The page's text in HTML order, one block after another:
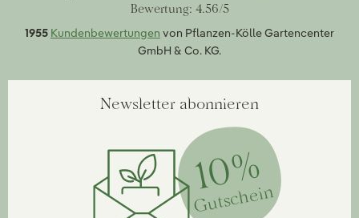
Bewertung: 4.56/5
1955 Kundenbewertungen von Pflanzen-Kölle Gartencenter
GmbH & Co. KG.
Newsletter abonnieren
10%
Gutschein